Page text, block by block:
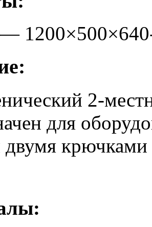
— 1200×500×
2-
для
крючками